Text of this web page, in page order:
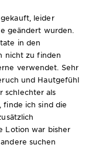
leider
geändert wurden.
in den
nicht zu finden
verwendet. Sehr
und Hautgefühl
schlechter als
finde ich sind die
Lotion war bisher
suchen